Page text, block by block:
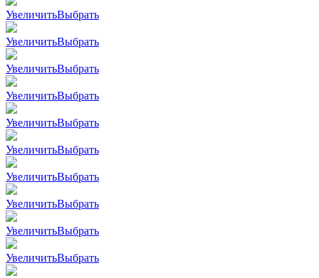
УвеличитьВыбрать
УвеличитьВыбрать
УвеличитьВыбрать
УвеличитьВыбрать
УвеличитьВыбрать
УвеличитьВыбрать
УвеличитьВыбрать
УвеличитьВыбрать
УвеличитьВыбрать
УвеличитьВыбрать